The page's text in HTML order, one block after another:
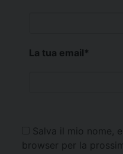
La tua email*
Salva il mio nome,
browser per la